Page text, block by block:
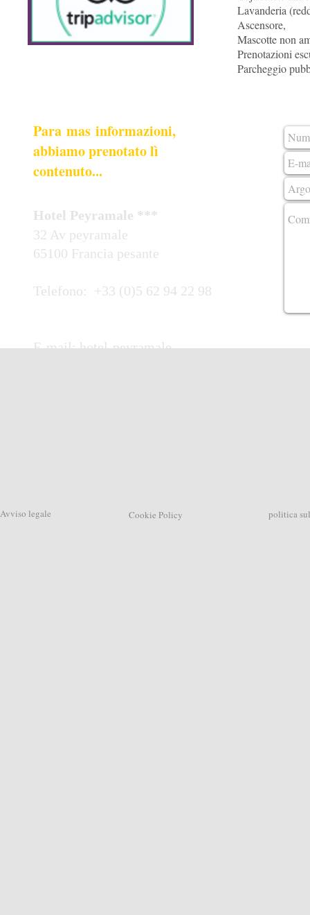
Lavanderia
Ascensore,
Mascotte non
Prenotazioni
Parcheggio
Para mas informazioni,
abbiamo prenotato lì
contenuto...
Hotel Peyramale ***
32 Av peyramale
65100 Francia pesante
Telefono: +33 (0)5 62 94 22 98
E-mail:hotel-peyramale-
Cookie Policy
Avviso legale politica